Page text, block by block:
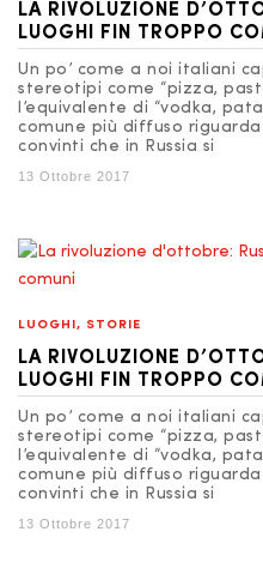
LA RIVOLUZIONE
LUOGHI FIN TROPPO
Un po’ come a noi italiani
stereotipi come “pizza,
l’equivalente di “vodka,
comune più diffuso
convinti che in Russia si
13 Ottobre 2017
LUOGHI , STORIE
LA RIVOLUZIONE
LUOGHI FIN TROPPO
Un po’ come a noi italiani
stereotipi come “pizza,
l’equivalente di “vodka,
comune più diffuso
convinti che in Russia si
13 Ottobre 2017